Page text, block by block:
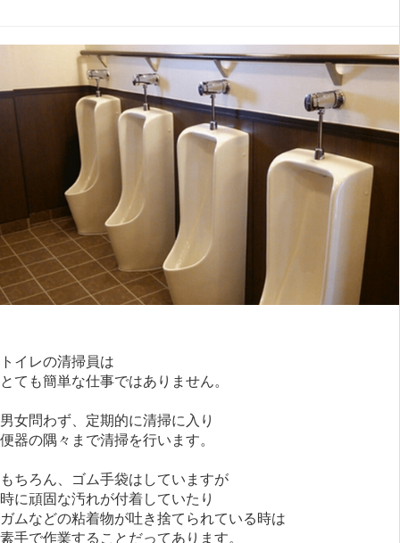
トイレの清掃員は
とても簡単な仕事ではありません。
男女問わず、定期的に清掃に入り
便器の隅々まで清掃を行います。
もちろん、ゴム手袋はしていますが
時に頑固な汚れが付着していたり
ガムなどの粘着物が吐き捨てられている時は
素手で作業することだってあります。